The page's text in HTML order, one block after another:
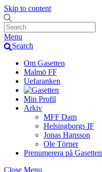
Skip to content
Menu
Search
Om Gasetten
Malmö FF
Uefaranken
Min Profil
Arkiv
MFF Dam
Helsingborgs IF
Jonas Hansson
Ole Törner
Prenumerera på Gasetten
Close Menu